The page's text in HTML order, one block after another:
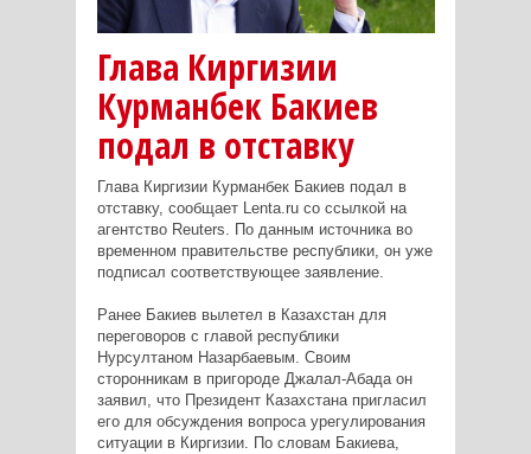
Глава Киргизии
Курманбек Бакиев
подал в отставку
Глава Киргизии Курманбек Бакиев подал в
отставку, сообщает Lenta.ru со ссылкой на
агентство Reuters. По данным источника во
временном правительстве республики, он уже
подписал соответствующее заявление.
Ранее Бакиев вылетел в Казахстан для
переговоров с главой республики
Нурсултаном Назарбаевым. Своим
сторонникам в пригороде Джалал-Абада он
заявил, что Президент Казахстана пригласил
его для обсуждения вопроса урегулирования
ситуации в Киргизии. По словам Бакиева,